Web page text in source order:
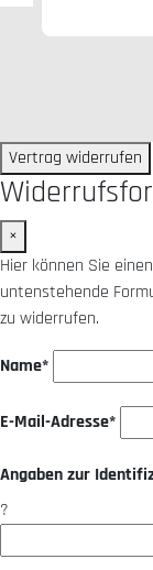
Vertrag widerrufen
×
Hier können Sie
untenstehende
zu widerrufen.
Name*
E-Mail-Adresse*
Angaben zur
?